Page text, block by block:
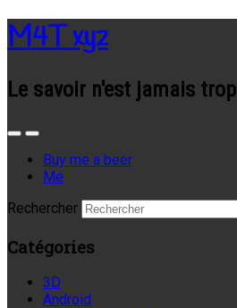
M4T xyz
Le savoir n'est jamais trop
Buy me a beer
Me
Rechercher
Catégories
3D
Android